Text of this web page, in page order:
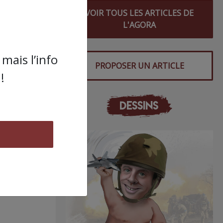
VOIR TOUS LES ARTICLES DE
L'AGORA
PROPOSER UN ARTICLE
DESSINS
l’info